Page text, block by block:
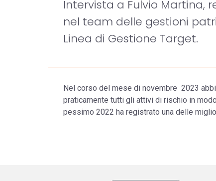
Intervista a Fulvio Martina,
nel team delle gestioni
Linea di Gestione Target.
Nel corso del mese di novembre 2023
praticamente tutti gli attivi di rischio in
pessimo 2022 ha registrato una delle